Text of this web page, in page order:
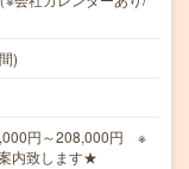
)
円～208,000円 ※
内致します★